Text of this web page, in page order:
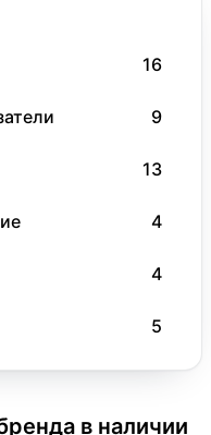
16
9
13
4
4
5
в наличии